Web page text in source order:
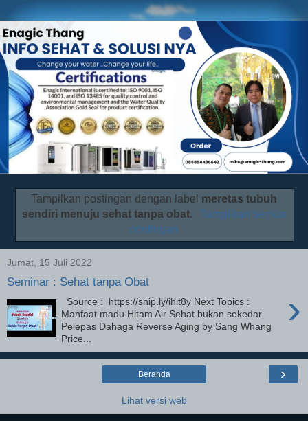
Tampilkan postingan dengan label meretas tubuh
sendiri menuju sehat tanpa obat.
Tampilkan semua
postingan
Jumat, 15 Juli 2022
Seminar : Sehat tanpa Obat
›
Source : https://snip.ly/ihit8y Next Topics :
Manfaat madu Hitam Air Sehat bukan sekedar
Pelepas Dahaga Reverse Aging by Sang Whang
Price...
›
Beranda
Lihat versi web